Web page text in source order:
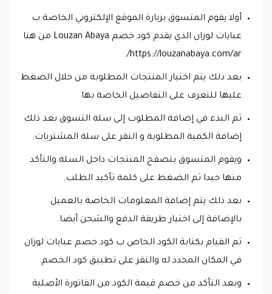
أولا يقوم المتسوق بزيارة الموقع الإلكتروني الخاصة ب
عبايات لوزان الذي يقدم كود خصم Louzan Abaya من هنا
https://louzanabaya.com/ar/.
بعد ذلك يتم اختيار المنتجات المطلوبة من خلال الضغط
عليها للتعرف على التفاصيل الخاصة بها.
ثم البدء في إضافة المطلوب إلى سلة التسوق بعد ذلك
إضافة الكمية المطلوبة و النقر على سلة المشتريات.
ويقوم المتسوق بتصفح المنتجات داخل السلة والتأكد
منها جيدا ثم الضغط على كلمة تأكيد الطلب.
بعد ذلك يتم إضافة المعلومات الخاصة بالعميل
بالإضافة إلى اختيار طريقة الدفع والشحن أيضا.
ثم القيام بكتابة الكود الخاص ب كود خصم عبايات لوزان
في المكان المحدد له والنقر على تطبيق كود الخصم.
وبعد التأكد من خصم قيمة الكود من الفاتورة الأصلية